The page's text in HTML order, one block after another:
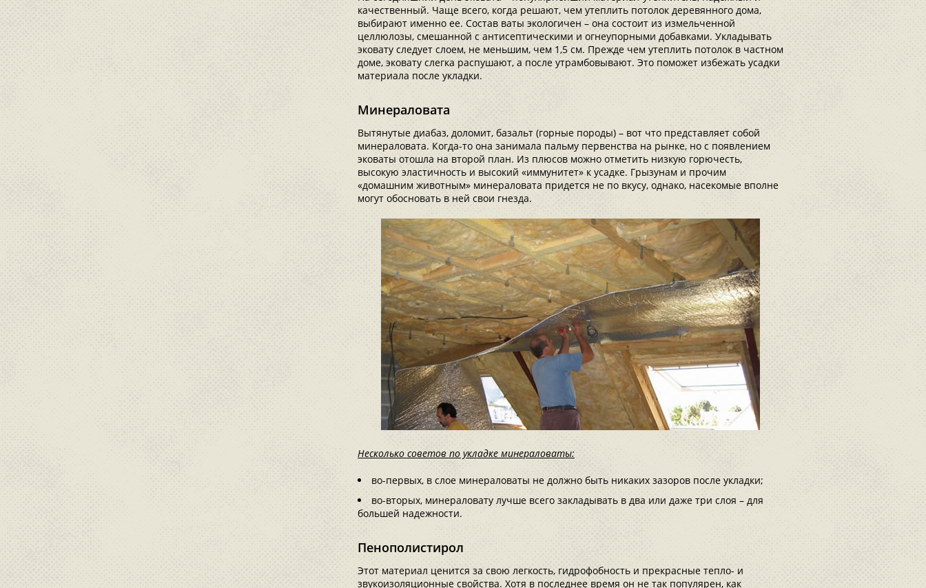
качественный. Чаще всего, когда решают, чем утеплить потолок деревянного дома,
выбирают именно ее. Состав ваты экологичен – она состоит из измельченной
целлюлозы, смешанной с антисептическими и огнеупорными добавками. Укладывать
эковату следует слоем, не меньшим, чем 1,5 см. Прежде чем утеплить потолок в частном
доме, эковату слегка распушают, а после утрамбовывают. Это поможет избежать усадки
материала после укладки.
Минераловата
Вытянутые диабаз, доломит, базальт (горные породы) – вот что представляет собой
минераловата. Когда-то она занимала пальму первенства на рынке, но с появлением
эковаты отошла на второй план. Из плюсов можно отметить низкую горючесть,
высокую эластичность и высокий «иммунитет» к усадке. Грызунам и прочим
«домашним животным» минераловата придется не по вкусу, однако, насекомые вполне
могут обосновать в ней свои гнезда.
Несколько советов по укладке минераловаты:
во-первых, в слое минераловаты не должно быть никаких зазоров после укладки;
во-вторых, минераловату лучше всего закладывать в два или даже три слоя – для
большей надежности.
Пенополистирол
Этот материал ценится за свою легкость, гидрофобность и прекрасные тепло- и
звукоизоляционные свойства. Хотя в последнее время он не так популярен, как